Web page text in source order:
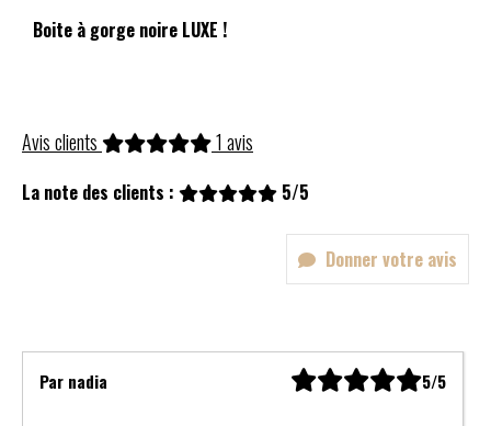
Boite à gorge noire LUXE !
Avis clients 1 avis
La note des clients : 5/5
Donner votre avis
5/5
Par nadia